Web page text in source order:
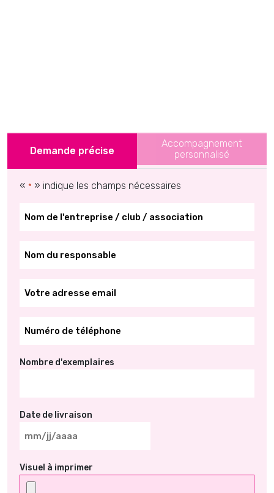
Demande précise
Accompagnement
personnalisé
« * » indique les champs nécessaires
Nombre d'exemplaires
Date de livraison
MM
JJ
slash
Visuel à imprimer